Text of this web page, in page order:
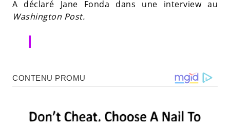
A déclaré Jane Fonda dans une interview au
Washington Post.